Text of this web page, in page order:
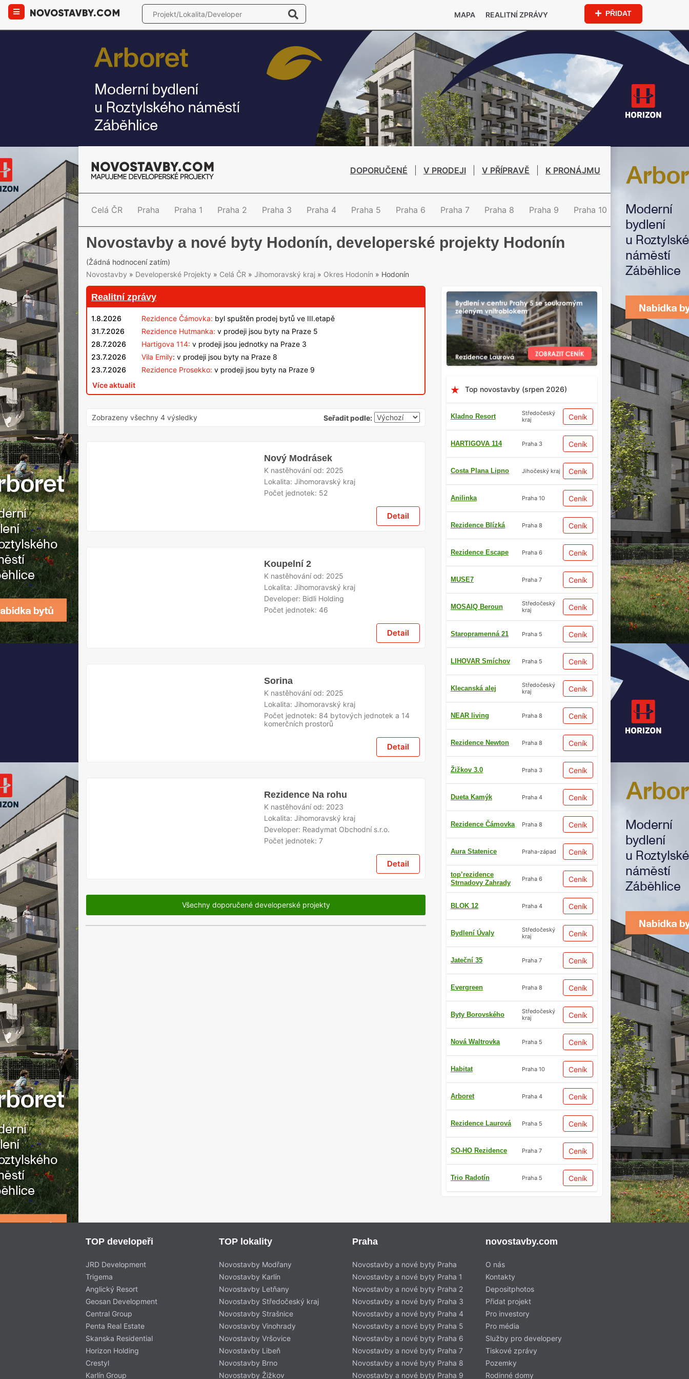
MAPA REALITNÍ ZPRÁVY PŘIDAT
DOPORUČENÉ V PRODEJI V PŘÍPRAVĚ K PRONÁJMU
Celá ČR Praha Praha 1 Praha 2 Praha 3 Praha 4 Praha 5 Praha 6 Praha 7 Praha 8 Praha 9 Praha 10
Novostavby a nové byty Hodonín, developerské projekty Hodonín
(Žádná hodnocení zatím)
Novostavby » Developerské Projekty » Celá ČR » Jihomoravský kraj » Okres Hodonín » Hodonín
Top novostavby (srpen 2026)
Kladno Resort
Středočeský
kraj
Ceník
HARTIGOVA 114 Praha 3 Ceník
Costa Plana Lipno Jihočeský kraj Ceník
Anilinka Praha 10 Ceník
Rezidence Blízká Praha 8 Ceník
Rezidence Escape Praha 6 Ceník
MUSE7 Praha 7 Ceník
MOSAIQ Beroun
Středočeský
kraj
Ceník
Staropramenná 21 Praha 5 Ceník
LIHOVAR Smíchov Praha 5 Ceník
Klecanská alej
Středočeský
kraj
Ceník
NEAR living Praha 8 Ceník
Rezidence Newton Praha 8 Ceník
Žižkov 3.0 Praha 3 Ceník
Dueta Kamýk Praha 4 Ceník
Rezidence Čámovka Praha 8 Ceník
Aura Statenice Praha-západ Ceník
top’rezidence
Strnadovy Zahrady
Praha 6 Ceník
BLOK 12 Praha 4 Ceník
Bydlení Úvaly
Středočeský
kraj
Ceník
Jateční 35 Praha 7 Ceník
Evergreen Praha 8 Ceník
Byty Borovského
Středočeský
kraj
Ceník
Nová Waltrovka Praha 5 Ceník
Habitat Praha 10 Ceník
Arboret Praha 4 Ceník
Rezidence Laurová Praha 5 Ceník
SO-HO Rezidence Praha 7 Ceník
Trio Radotín Praha 5 Ceník
Realitní zprávy
1.8.2026 Rezidence Čámovka: byl spuštěn prodej bytů ve III.etapě
31.7.2026
Rezidence Hutmanka: v prodeji jsou byty na Praze 5
28.7.2026
Hartigova 114: v prodeji jsou jednotky na Praze 3
23.7.2026
Vila Emily: v prodeji jsou byty na Praze 8
23.7.2026
Rezidence Prosekko: v prodeji jsou byty na Praze 9
Více aktualit
Zobrazeny všechny 4 výsledky Seřadit podle:
Nový Modrásek
K nastěhování od: 2025
Lokalita:Jihomoravský kraj
Počet jednotek: 52
Detail
Koupelní 2
K nastěhování od: 2025
Lokalita:Jihomoravský kraj
Developer: Bidli Holding
Počet jednotek:46
Detail
Sorina
K nastěhování od: 2025
Lokalita:Jihomoravský kraj
Počet jednotek: 84 bytových jednotek a 14
komerčních prostorů
Detail
Rezidence Na rohu
K nastěhování od: 2023
Lokalita:Jihomoravský kraj
Developer: Readymat Obchodní s.r.o.
Počet jednotek:7
Detail
Všechny doporučené developerské projekty
TOP developeři
JRD Development
Trigema
Anglický Resort
Geosan Development
Central Group
Penta Real Estate
Skanska Residential
Horizon Holding
Crestyl
Karlín Group
TOP lokality
Novostavby Modřany
Novostavby Karlín
Novostavby Letňany
Novostavby Středočeský kraj
Novostavby Strašnice
Novostavby Vinohrady
Novostavby Vršovice
Novostavby Libeň
Novostavby Brno
Novostavby Žižkov
Praha
Novostavby a nové byty Praha
Novostavby a nové byty Praha 1
Novostavby a nové byty Praha 2
Novostavby a nové byty Praha 3
Novostavby a nové byty Praha 4
Novostavby a nové byty Praha 5
Novostavby a nové byty Praha 6
Novostavby a nové byty Praha 7
Novostavby a nové byty Praha 8
Novostavby a nové byty Praha 9
novostavby.com
O nás
Kontakty
Depositphotos
Přidat projekt
Pro investory
Pro média
Služby pro developery
Tiskové zprávy
Pozemky
Rodinné domy